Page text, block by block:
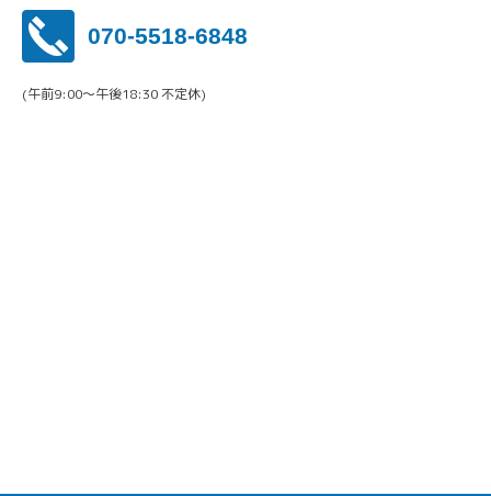
070-5518-6848
(午前9:00〜午後18:30 不定休)